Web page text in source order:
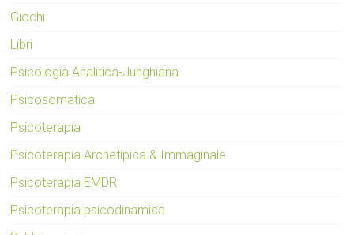
Giochi
Libri
Psicologia Analitica-Junghiana
Psicosomatica
Psicoterapia
Psicoterapia Archetipica & Immaginale
Psicoterapia EMDR
Psicoterapia psicodinamica